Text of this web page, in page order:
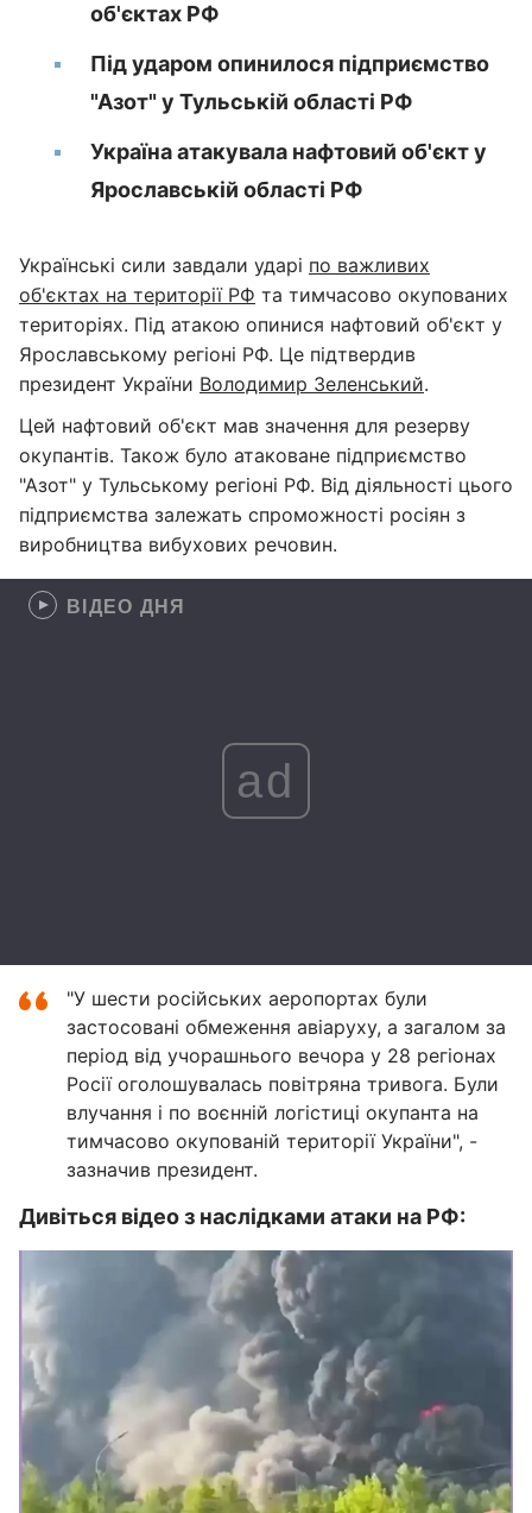
об'єктах РФ
Під ударом опинилося підприємство
"Азот" у Тульській області РФ
Україна атакувала нафтовий об'єкт у
Ярославській області РФ
Українські сили завдали ударі по важливих
об'єктах на території РФ та тимчасово окупованих
територіях. Під атакою опинися нафтовий об'єкт у
Ярославському регіоні РФ. Це підтвердив
президент України Володимир Зеленський.
Цей нафтовий об'єкт мав значення для резерву
окупантів. Також було атаковане підприємство
"Азот" у Тульському регіоні РФ. Від діяльності цього
підприємства залежать спроможності росіян з
виробництва вибухових речовин.
ВІДЕО ДНЯ
ad
"У шести російських аеропортах були
застосовані обмеження авіаруху, а загалом за
період від учорашнього вечора у 28 регіонах
Росії оголошувалась повітряна тривога. Були
влучання і по воєнній логістиці окупанта на
тимчасово окупованій території України", -
зазначив президент.
Дивіться відео з наслідками атаки на РФ: